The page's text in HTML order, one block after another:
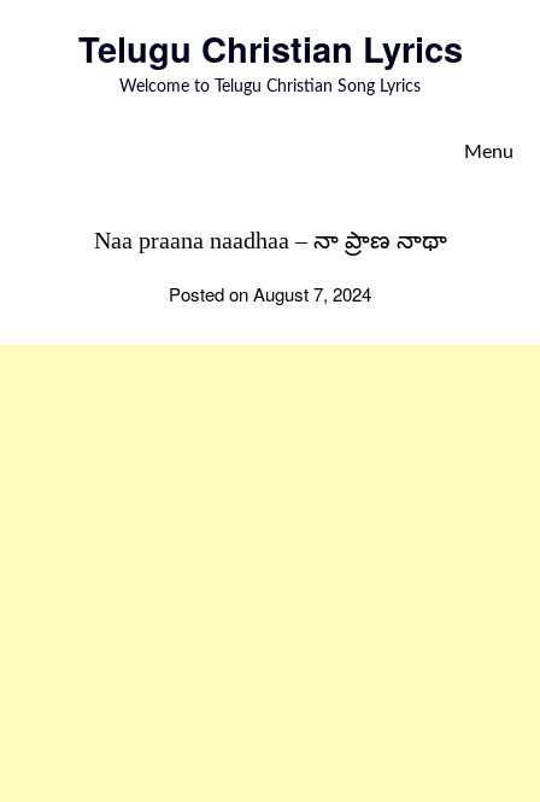
Telugu Christian Lyrics
Welcome to Telugu Christian Song Lyrics
Menu
Naa praana naadhaa – నా ప్రాణ నాథా
Posted on August 7, 2024